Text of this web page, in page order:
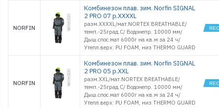
NORFIN
Комбинезон плав. зим. Norfin SIGNAL
2 PRO 07 р.XXXXL
разм.XXXXL/мат.NORTEX BREATHABLE/
темп.-25град.С/ Водонепр. 10000 мм/
Дыш.спос.мат 6000г на кв.м за 24 ч/
Утепл.верх: PU FOAM, низ THERMO GUARD
NORFIN
Комбинезон плав. зим. Norfin SIGNAL
2 PRO 05 р.XXL
разм.XXL/мат.NORTEX BREATHABLE/
темп.-25град.С/ Водонепр. 10000 мм/
Дыш.спос.мат 6000г на кв.м за 24 ч/
Утепл.верх: PU FOAM, низ THERMO GUARD